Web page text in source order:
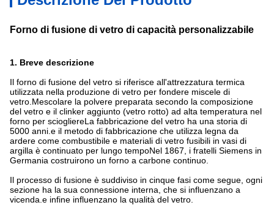
Forno di fusione di vetro di capacità personalizzabile
1. Breve descrizione
Il forno di fusione del vetro si riferisce all'attrezzatura termica
utilizzata nella produzione di vetro per fondere miscele di
vetro.Mescolare la polvere preparata secondo la composizione
del vetro e il clinker aggiunto (vetro rotto) ad alta temperatura nel
forno per sciogliereLa fabbricazione del vetro ha una storia di
5000 anni.e il metodo di fabbricazione che utilizza legna da
ardere come combustibile e materiali di vetro fusibili in vasi di
argilla è continuato per lungo tempoNel 1867, i fratelli Siemens in
Germania costruirono un forno a carbone continuo.
Il processo di fusione è suddiviso in cinque fasi come segue, ogni
sezione ha la sua connessione interna, che si influenzano a
vicenda.e infine influenzano la qualità del vetro.